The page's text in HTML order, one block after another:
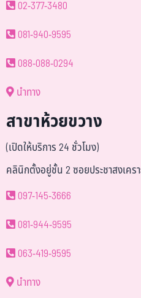
02-377-3480
081-940-9595
088-088-0294
นำทาง
สาขาห้วยขวาง
(เปิดให้บริการ 24 ชั่วโมง)
คลินิกตั้งอยู่ชั้น 2 ซอยประชาสงเคร
097-145-3666
081-944-9595
063-419-9595
นำทาง